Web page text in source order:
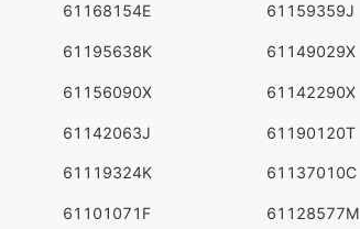
61168154E 61159359J
61195638K 61149029X
61156090X 61142290X
61142063J 61190120T
61119324K 61137010C
61101071F 61128577M